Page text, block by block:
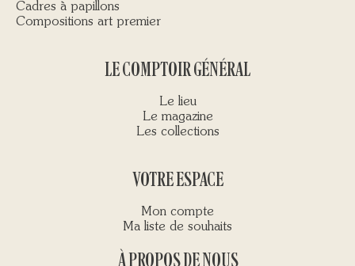
Cadres à papillons
Compositions art premier
LE COMPTOIR GÉNÉRAL
Le lieu
Le magazine
Les collections
VOTRE ESPACE
Mon compte
Ma liste de souhaits
À PROPOS DE NOUS